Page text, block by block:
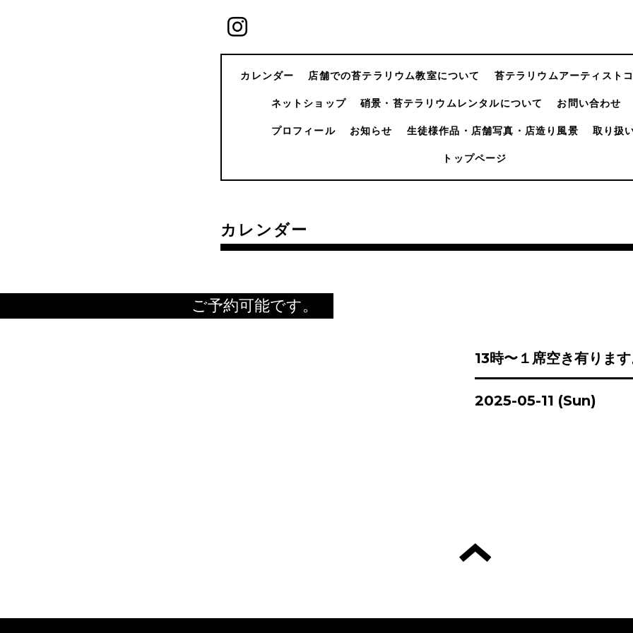
カレンダー 店舗での苔テラリウム教室について 苔テラリウムアーティスト
ネットショップ 硝景・苔テラリウムレンタルについて お問い合わせ
プロフィール お知らせ 生徒様作品・店舗写真・店造り風景 取り扱
トップページ
カレンダー
ご予約可能です。
13時〜１席空き有りま
2025-05-11 (Sun)